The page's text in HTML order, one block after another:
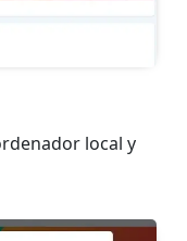
local y